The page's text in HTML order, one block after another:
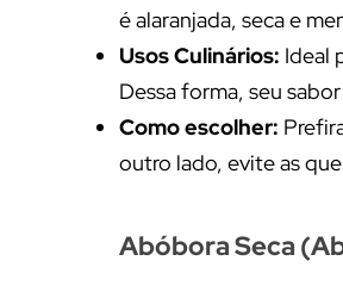
é alaranjada, seca e
Usos Culinários: Ideal
Dessa forma, seu
Como escolher:
outro lado, evite as
Abóbora Seca